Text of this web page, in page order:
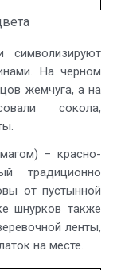
На черном
жемчуга, а на
сокола,
– красно-
традиционно
от пустынной
шнурков также
ленты,
на месте.